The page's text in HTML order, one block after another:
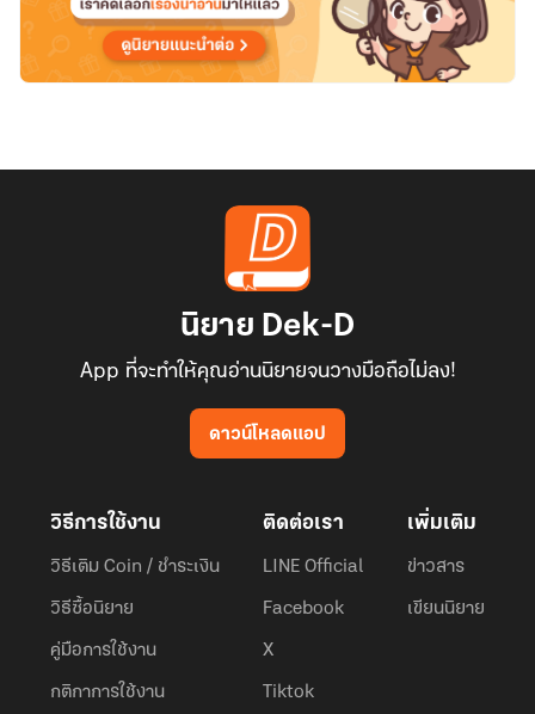
นิยาย Dek-D
App ที่จะทำให้คุณอ่านนิยายจนวางมือถือไม่ลง!
ดาวน์โหลดแอป
วิธีการใช้งาน
วิธีเติม Coin / ชำระเงิน
วิธีซื้อนิยาย
คู่มือการใช้งาน
กติกาการใช้งาน
ติดต่อเรา
LINE Official
Facebook
X
Tiktok
เพิ่มเติม
ข่าวสาร
เขียนนิยาย